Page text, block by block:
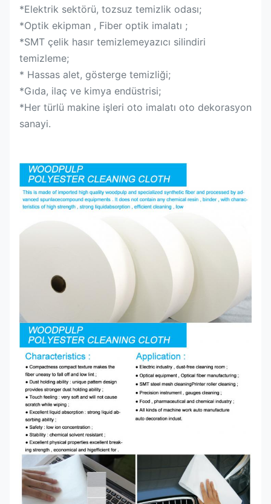
*Elektrik sektörü, tozsuz temizlik odası;
*Optik ekipman , Fiber optik imalatı ;
*SMT çelik hasır temizlemeyazıcı silindiri
temizleme;
* Hassas alet, gösterge temizliği;
*Gıda, ilaç ve kimya endüstrisi;
*Her türlü makine işleri oto imalatı oto dekorasyon
sanayi.